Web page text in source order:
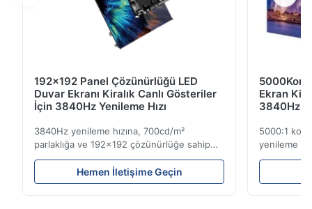
192x192 Panel Çözünürlüğü LED
Duvar Ekranı Kiralık Canlı Gösteriler
İçin 3840Hz Yenileme Hızı
3840Hz yenileme hızına, 700cd/m²
parlaklığa ve 192x192 çözünürlüğe sahip
hafif 7,2 kg kiralık LED ekran. Kolay kurulum
ve global voltaj uyumluluğu (AC100-240V)
ile canlı etkinlikler için idealdir.
Hemen İletişime Geçin
Ekran
3840Hz
5000:1
yenileme
Yüksek
etkinlikler